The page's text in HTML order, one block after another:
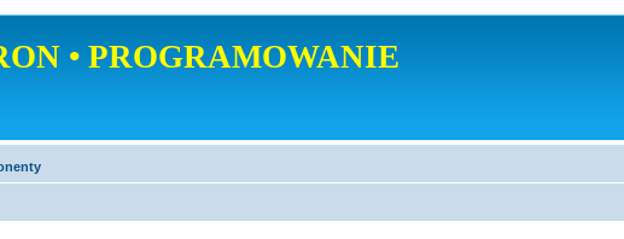
• PROGRAMOWANIE